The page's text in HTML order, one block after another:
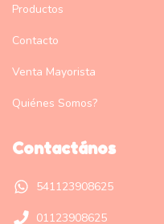
Productos
Contacto
Venta Mayorista
Quiénes Somos?
Contactános
541123908625
01123908625